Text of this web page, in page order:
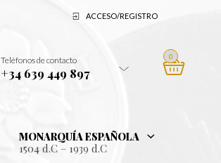
ACCESO/REGISTRO
Teléfonos de contacto
+34 639 449 897
0
MONARQUÍA ESPAÑOLA
1504 d.C – 1939 d.C